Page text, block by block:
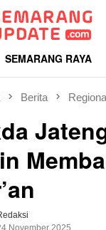
SEMARANG RAYA
Berita
November 2025